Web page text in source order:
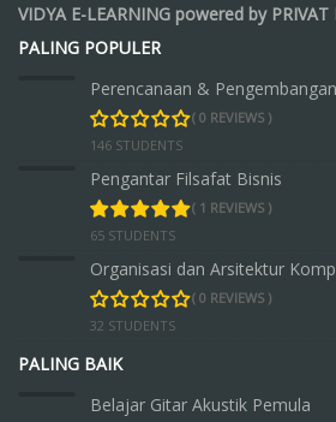
VIDYA E-LEARNING powered by
PALING POPULER
Perencanaan &
( 0 REVIEWS )
146 STUDENTS
Pengantar Filsafat Bisnis
( 1 REVIEWS )
65 STUDENTS
Organisasi dan Arsitektur
( 0 REVIEWS )
32 STUDENTS
PALING BAIK
Belajar Gitar Akustik Pemula